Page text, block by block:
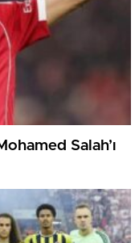
Salah’ı